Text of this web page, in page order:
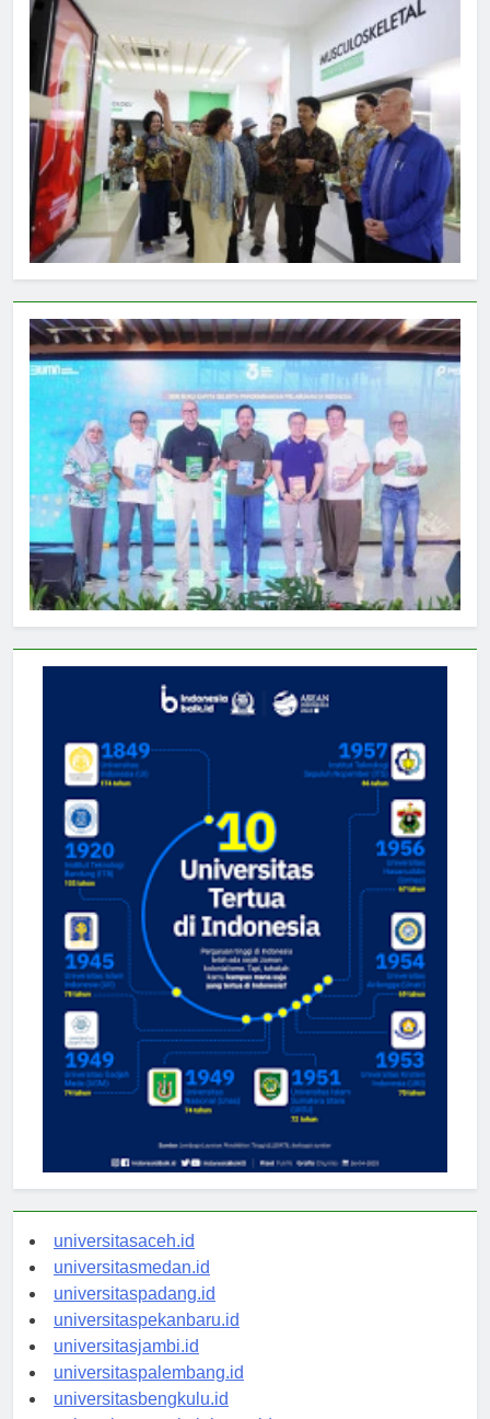
universitasaceh.id
universitasmedan.id
universitaspadang.id
universitaspekanbaru.id
universitasjambi.id
universitaspalembang.id